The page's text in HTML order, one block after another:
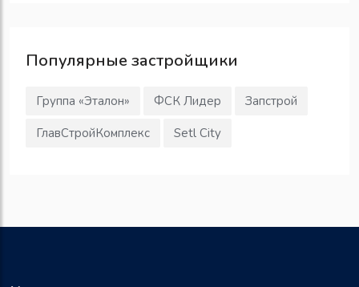
Популярные застройщики
Группа «Эталон» ФСК Лидер
Запстрой
ГлавСтройКомплекс
Setl City